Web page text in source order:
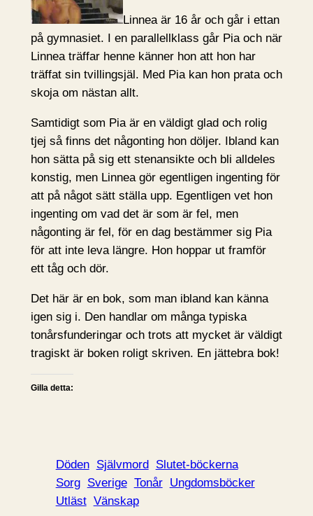
Linnea är 16 år och går i ettan
på gymnasiet. I en parallellklass går Pia och när
Linnea träffar henne känner hon att hon har
träffat sin tvillingsjäl. Med Pia kan hon prata och
skoja om nästan allt.
Samtidigt som Pia är en väldigt glad och rolig
tjej så finns det någonting hon döljer. Ibland kan
hon sätta på sig ett stenansikte och bli alldeles
konstig, men Linnea gör egentligen ingenting för
att på något sätt ställa upp. Egentligen vet hon
ingenting om vad det är som är fel, men
någonting är fel, för en dag bestämmer sig Pia
för att inte leva längre. Hon hoppar ut framför
ett tåg och dör.
Det här är en bok, som man ibland kan känna
igen sig i. Den handlar om många typiska
tonårsfunderingar och trots att mycket är väldigt
tragiskt är boken roligt skriven. En jättebra bok!
Gilla detta:
Döden Självmord Slutet-böckerna
Sorg Sverige Tonår Ungdomsböcker
Utläst Vänskap